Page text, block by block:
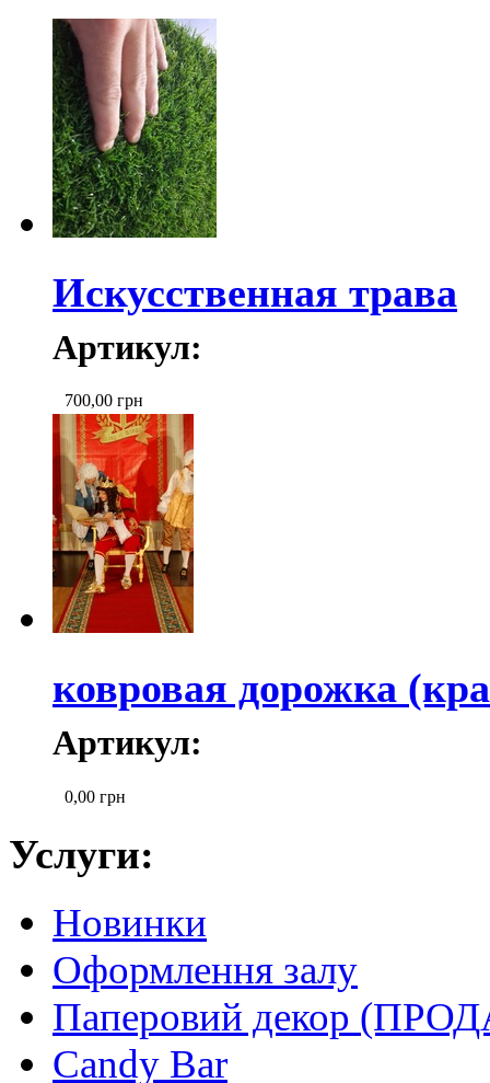
Искусственная трава
Артикул:
700,00 грн
ковровая дорожка
Артикул:
0,00 грн
Услуги:
Новинки
Оформлення залу
Паперовий декор
Candy Bar